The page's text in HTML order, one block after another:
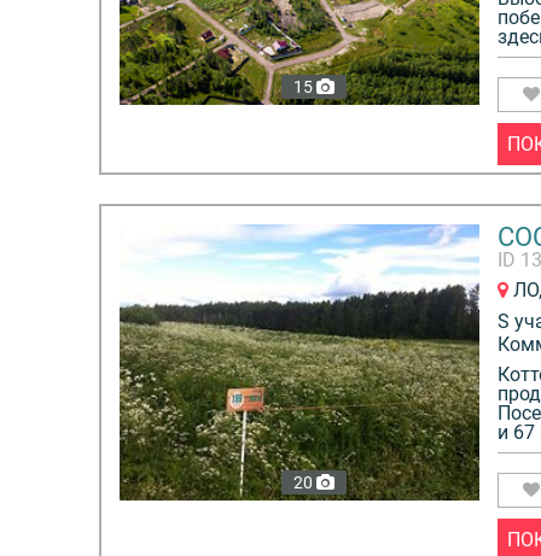
15
20
ID
ЛО,
S
и